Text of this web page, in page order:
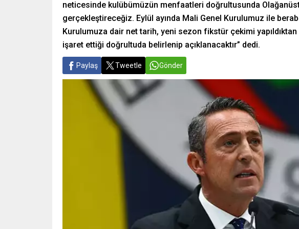
neticesinde kulübümüzün menfaatleri doğrultusunda
gerçekleştireceğiz. Eylül ayında Mali Genel Kurulumuz ile
Kurulumuza dair net tarih, yeni sezon fikstür çekimi
işaret ettiği doğrultuda belirlenip açıklanacaktır” dedi.
Paylaş Tweetle Gönder